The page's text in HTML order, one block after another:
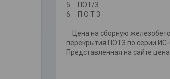
5. ПОТ/3
6. П О Т 3
Цена на сборную
перекрытия ПОТ3 по серии
Представленная на сайте